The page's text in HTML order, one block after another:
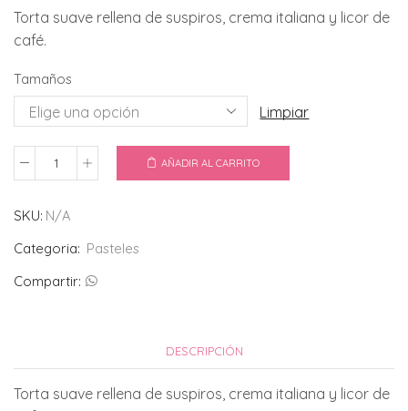
precios:
$28.95
Torta suave rellena de suspiros, crema italiana y licor de
café.
Tamaños
Limpiar
Tiramisú
AÑADIR AL CARRITO
SKU: N/A
Categoria: Pasteles
Compartir:
DESCRIPCIÓN
Torta suave rellena de suspiros, crema italiana y licor de